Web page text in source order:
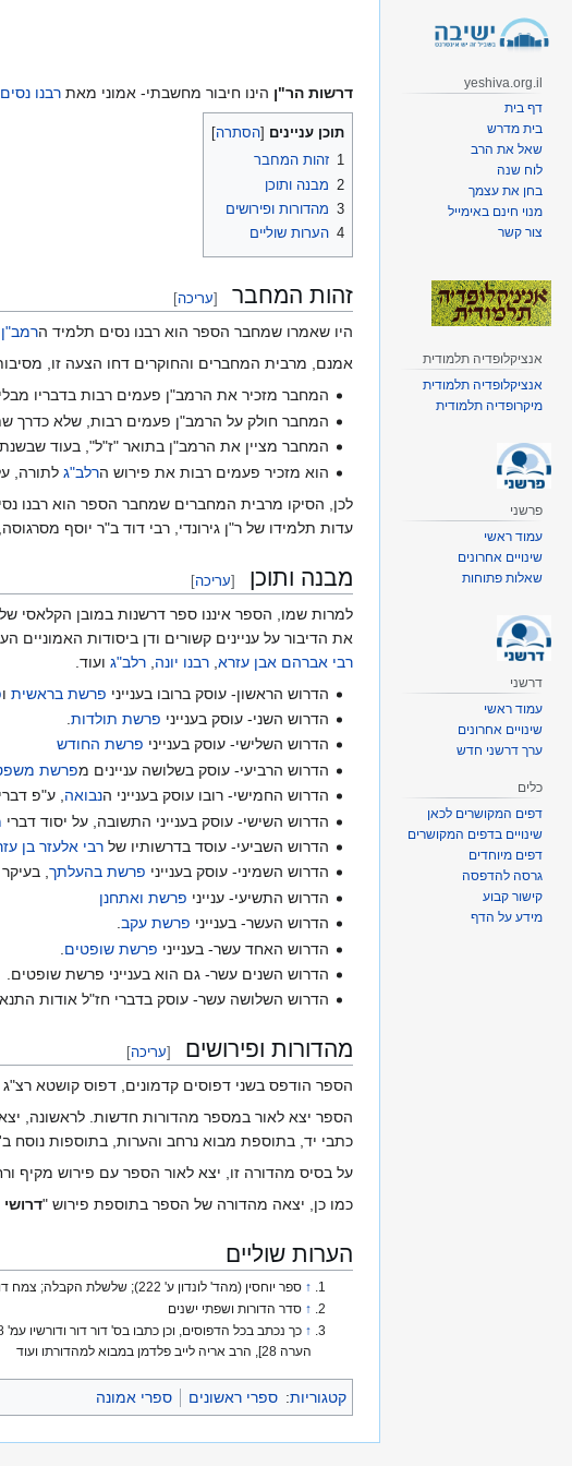
דרשות הר"ן הינו חיבור מחשבתי- אמוני מאת רבנו נסים
תוכן עניינים
1 זהות המחבר
2 מבנה ותוכן
3 מהדורות ופירושים
4 הערות שוליים
זהות המחבר [עריכה]
היו שאמרו שמחבר הספר הוא רבנו נסים תלמיד הרמב"ן
אמנם, מרבית המחברים והחוקרים דחו הצעה זו,
המחבר מזכיר את הרמב"ן פעמים רבות בדבריו מבלי
המחבר חולק על הרמב"ן פעמים רבות, שלא כדרך
המחבר מציין את הרמב"ן בתואר "ז"ל", בעוד
הוא מזכיר פעמים רבות את פירוש הרלב"ג לתורה,
לכן, הסיקו מרבית המחברים שמחבר הספר הוא רבנו
עדות תלמידו של ר"ן גירונדי, רבי דוד ב"ר יוסף
מבנה ותוכן [עריכה]
למרות שמו, הספר איננו ספר דרשנות במובן הקלאסי
את הדיבור על עניינים קשורים ודן ביסודות
רבי אברהם אבן עזרא רבנו יונה רלב"ג ועוד.
הדרוש הראשון- עוסק ברובו בענייני פרשת בראשית ו
הדרוש השני- עוסק בענייני פרשת תולדות
הדרוש השלישי- עוסק בענייני פרשת החודש
הדרוש הרביעי- עוסק בשלושה עניינים מפרשת
הדרוש החמישי- רובו עוסק בענייני הנבואה, ע"פ
הדרוש השישי- עוסק בענייני התשובה, על יסוד דברי
הדרוש השביעי- עוסד בדרשותיו שלרבי אלעזר בן
הדרוש השמיני- עוסק בענייני פרשת בהעלתך,
הדרוש התשיעי- ענייני פרשת ואתחנן
הדרוש העשר- בענייני פרשת עקב
הדרוש האחד עשר- בענייני פרשת שופטים
הדרוש השנים עשר- גם הוא בענייני פרשת שופטים.
הדרוש השלושה עשר- עוסק בדברי חז"ל אודות
מהדורות ופירושים [עריכה]
הספר הודפס בשני דפוסים קדמונים, דפוס קושטא
הספר יצא לאור במספר מהדורות חדשות. לראשונה,
כתבי יד, בתוספת מבוא נרחב והערות, בתוספות נוסח
על בסיס מהדורה זו, יצא לאור הספר עם פירוש מקיף
כמו כן, יצאה מהדורה של הספר בתוספת פירוש "דרושי
הערות שוליים
↑ ספר יוחסין (מהד' לונדון ע' 222); שלשלת הקבלה; צמח דוד; שם הגדולים ל
↑ סדר הדורות ושפתי ישנים
↑
הערה 28], הרב אריה לייב פלדמן במבוא למהדורתו ועוד
קטגוריות: ספרי ראשונים ספרי אמונה
yeshiva.org.il
דף בית
בית מדרש
שאל את הרב
לוח שנה
בחן את עצמך
מנוי חינם באימייל
צור קשר
אנציקלופדיה תלמודית
אנציקלופדיה תלמודית
מיקרופדיה תלמודית
פרשני
עמוד ראשי
שינויים אחרונים
שאלות פתוחות
דרשני
עמוד ראשי
שינויים אחרונים
ערך דרשני חדש
כלים
דפים המקושרים לכאן
שינויים בדפים המקושרים
דפים מיוחדים
גרסה להדפסה
קישור קבוע
מידע על הדף